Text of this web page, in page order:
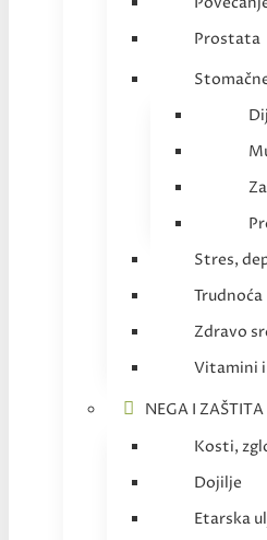
Prostata
Stres,
Trudnoća
Zdravo
Vitamini
NEGA I ZAŠTITA
Kosti,
Dojilje
Etarska